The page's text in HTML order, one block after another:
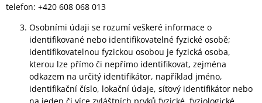
telefon: +420 608 068 013
Osobními údaji se rozumí veškeré informace o
identifikované nebo identifikovatelné fyzické osobě;
identifikovatelnou fyzickou osobou je fyzická osoba,
kterou lze přímo či nepřímo identifikovat, zejména
odkazem na určitý identifikátor, například jméno,
identifikační číslo, lokační údaje, síťový identifikátor nebo